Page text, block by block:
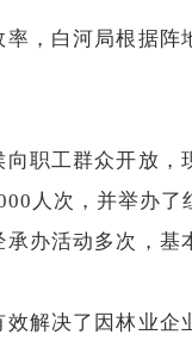
白河局根据阵
工群众开放，
人次，并举办
办活动多次，
决了因林业企